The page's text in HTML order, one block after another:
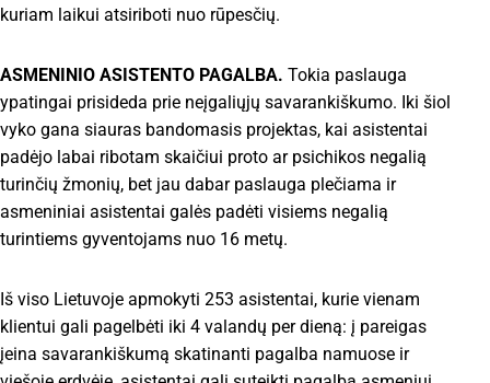
kuriam laikui atsiriboti nuo rūpesčių.
ASMENINIO ASISTENTO PAGALBA. Tokia paslauga
ypatingai prisideda prie neįgaliųjų savarankiškumo. Iki šiol
vyko gana siauras bandomasis projektas, kai asistentai
padėjo labai ribotam skaičiui proto ar psichikos negalią
turinčių žmonių, bet jau dabar paslauga plečiama ir
asmeniniai asistentai galės padėti visiems negalią
turintiems gyventojams nuo 16 metų.
Iš viso Lietuvoje apmokyti 253 asistentai, kurie vienam
klientui gali pagelbėti iki 4 valandų per dieną: į pareigas
įeina savarankiškumą skatinanti pagalba namuose ir